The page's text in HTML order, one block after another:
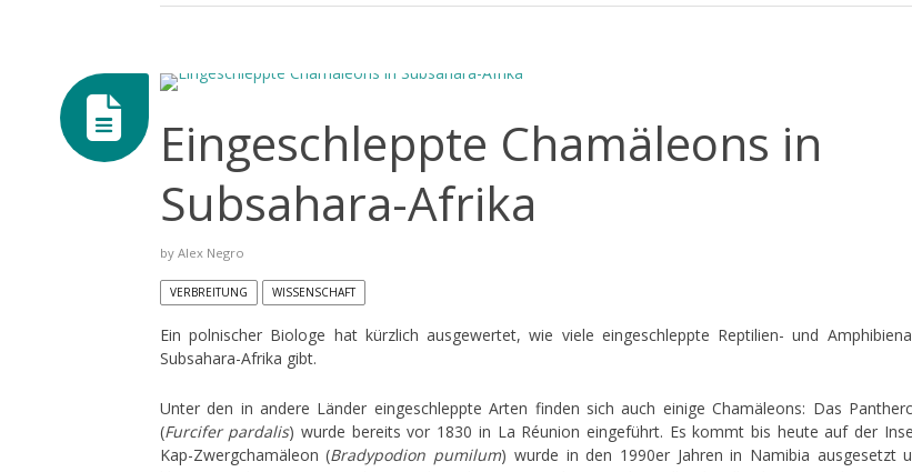
Eingeschleppte Chamäleons in
Subsahara-Afrika
by Alex Negro
VERBREITUNG WISSENSCHAFT
Ein polnischer Biologe hat kürzlich ausgewertet, wie viele eingeschleppte Reptilien- und
Subsahara-Afrika gibt.
Unter den in andere Länder eingeschleppte Arten finden sich auch einige Chamäleons: Das
(Furcifer pardalis) wurde bereits vor 1830 in La Réunion eingeführt. Es kommt bis heute auf der
Kap-Zwergchamäleon (Bradypodion pumilum) wurde in den 1990er Jahren in Namibia ausgesetzt